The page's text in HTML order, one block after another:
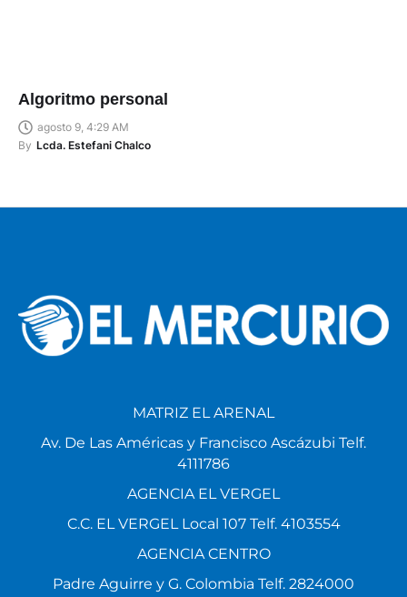
Algoritmo personal
agosto 9, 4:29 AM
By Lcda. Estefani Chalco
MATRIZ EL ARENAL
Av. De Las Américas y Francisco Ascázubi Telf.
4111786
AGENCIA EL VERGEL
C.C. EL VERGEL Local 107 Telf. 4103554
AGENCIA CENTRO
Padre Aguirre y G. Colombia Telf. 2824000